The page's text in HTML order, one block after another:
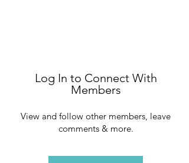
Log In to Connect With
Members
View and follow other members, leave
comments & more.